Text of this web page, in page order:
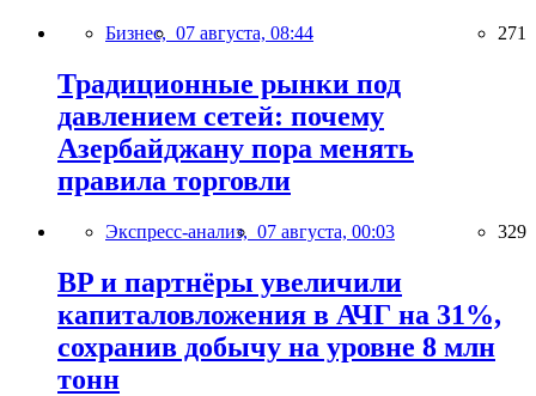
Бизнес, 07 августа, 08:44 271
Традиционные рынки под
давлением сетей: почему
Азербайджану пора менять
правила торговли
Экспресс-анализ, 07 августа, 00:03 329
BP и партнёры увеличили
капиталовложения в АЧГ на 31%,
сохранив добычу на уровне 8 млн
тонн